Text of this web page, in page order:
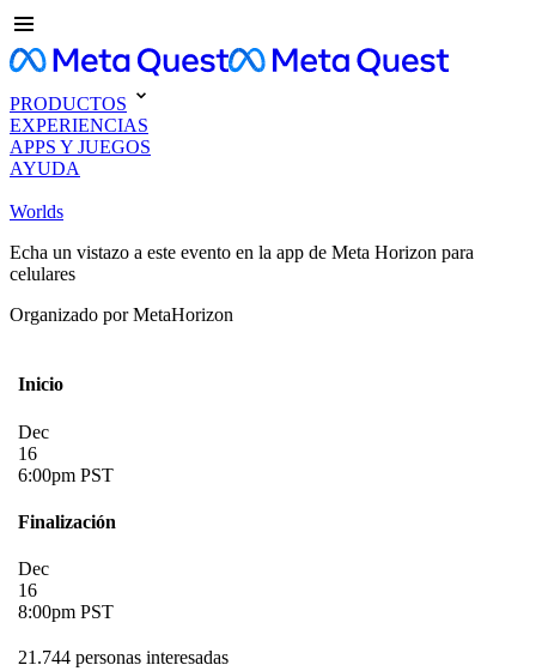
PRODUCTOS
EXPERIENCIAS
APPS Y JUEGOS
AYUDA
Worlds
Echa un vistazo a este evento en la app de Meta Horizon para
celulares
Organizado por MetaHorizon
Inicio
Dec
16
6:00pm PST
Finalización
Dec
16
8:00pm PST
21.744 personas interesadas